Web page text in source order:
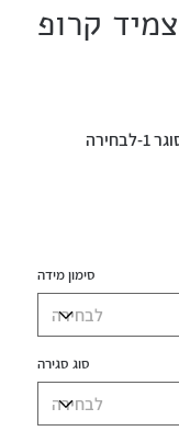
צמיד קרופ
סימון מידה
סוג סגירה